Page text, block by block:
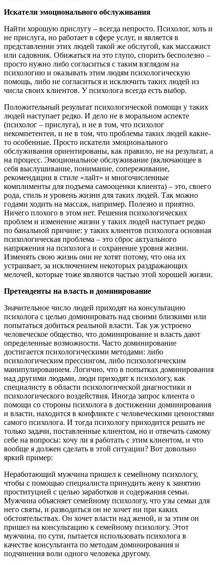
Искатели эмоционального обслуживания
Найти хорошую прислугу – всегда непросто. Психолог, хоть и
не прислуга, но работает в сфере услуг, и является в
представлении этих людей такой же обслугой, как массажист
или садовник. Обижаться на это глупо, спорить бесполезно –
просто нужно либо согласиться с таким взглядом на
психологию и оказывать этим людям психологическую
помощь, либо не согласиться и исключить таких людей из
числа своих клиентов. У психолога всегда есть выбор.
Положительный результат психологической помощи у таких
людей наступает редко. И дело не в моральном аспекте
(психолог – прислуга), и не в том, что психолог
некомпетентен, и не в том, что проблемы таких людей какие-
то особенные. Просто искатели эмоционального
обслуживания ориентированы, как правило, не на результат, а
на процесс. Эмоциональное обслуживание (включающее в
себя выслушивание, понимание, сопереживание,
рекомендации в стиле «лайт» и многочисленные
комплименты для подъема самооценки клиента) – это, своего
рода, стиль и уровень жизни для таких людей. Так можно
годами ходить на массаж, например. Полезно и приятно.
Ничего плохого в этом нет. Решения психологических
проблем и изменение жизни у таких людей наступает редко
по банальной причине: у таких клиентов психолога основная
психологическая проблема – это сброс актуального
напряжения на психолога и сохранение уровня жизни.
Изменять свою жизнь они не хотят потому, что она их
устраивает, за исключением некоторых раздражающих
мелочей, которые тоже являются частью этой хорошей жизни.
Претенденты на власть и доминирование
Значительное число людей приходят на консультацию
психолога с целью доминировать над своими близкими или
попытаться добиться реальной власти. Так уж устроено
человеческое общество, что доминирование и власть дают
определенные возможности. Часто доминирование
достигается психологическими методами: либо
психологическим прессингом, либо психологическим
манипулированием. Логично, что в попытках доминирования
над другими людьми, люди приходят к психологу, как
специалисту в области психологической диагностики и
психологического воздействия. Иногда запрос клиента о
помощи со стороны психолога в достижении доминирования
и власти, находится в конфликте с человеческими ценностями
самого психолога. И тогда психологу приходится решать не
только задачи, поставленные клиентом, но и отвечать самому
себе на вопросы: хочу ли я работать с этим клиентом, и что
вообще я должен сделать в этой ситуации? Вот довольно
яркий пример:
Неработающий мужчина пришел к семейному психологу,
чтобы с помощью специалиста принудить жену к занятию
проституцией с целью заработков и содержания семьи.
Мужчина объясняет семейному психологу, что узы семьи для
него святы, и разводиться он не хочет ни при каких
обстоятельствах. Он хочет власти над женой, и за этим он
пришел на консультацию к семейному психологу. Этот
мужчина, по сути, пытается использовать психолога в
качестве консультанта по методам доминирования и
подчинения воли одного человека другому.